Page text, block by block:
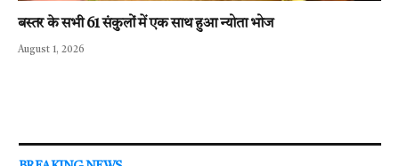
बस्तर के सभी 61 संकुलों में एक साथ हुआ न्योता भोज
August 1, 2026